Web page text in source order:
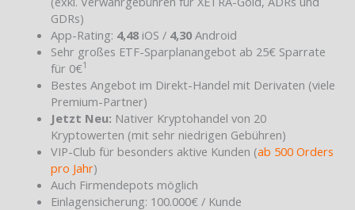
GDRs)
App-Rating: 4,48iOS / 4,30Android
Sehr großes ETF-Sparplanangebot ab 25€ Sparrate
für 0€1
Bestes Angebot im Direkt-Handel mit Derivaten (viele
Premium-Partner)
Jetzt Neu: Nativer Kryptohandel von 20
Kryptowerten (mit sehr niedrigen Gebühren)
VIP-Club für besonders aktive Kunden (ab 500 Orders
pro Jahr)
Auch Firmendepots möglich
Einlagensicherung: 100.000€ / Kunde